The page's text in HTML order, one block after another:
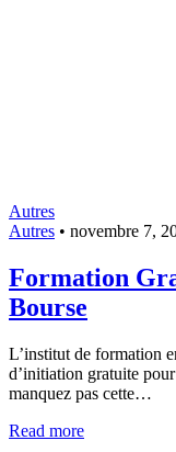
Autres
Autres • novembre 7,
Formation
Bourse
L’institut de formation
d’initiation gratuite
manquez pas cette…
Read more